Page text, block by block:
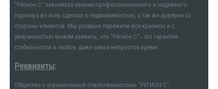
"Регион С" завоевала звание профессионального и надежного
партнера во всех сделках с недвижимостью, а так же доверие со
стороны клиентов. Мы успешно пережили все кризисы и с
уверенностью можем заявить, что "Регион С" - это гарантия
стабильности в любое, даже самое непростое время.
Реквизиты:
Общество с ограниченной ответственностью "РЕГИОН С"